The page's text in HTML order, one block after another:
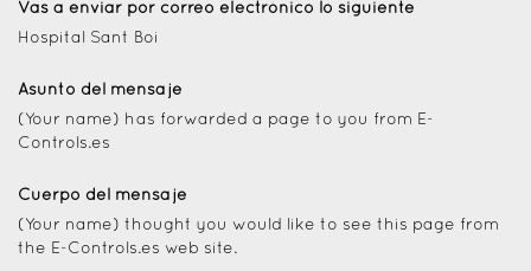
Vas a enviar por correo electrónico lo siguiente
Hospital Sant Boi
Asunto del mensaje
(Your name) has forwarded a page to you from E-
Controls.es
Cuerpo del mensaje
(Your name) thought you would like to see this page from
the E-Controls.es web site.